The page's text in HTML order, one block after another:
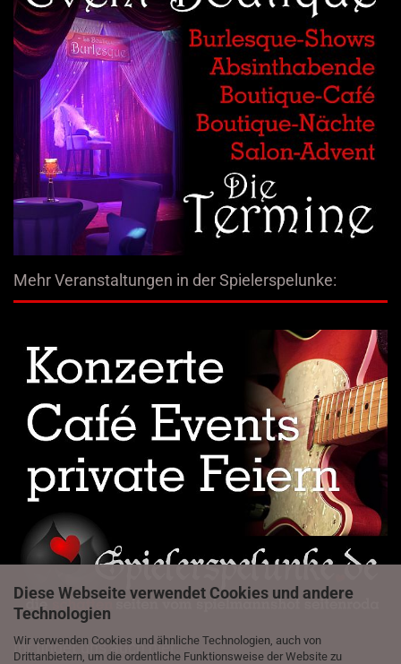
Diese Webseite verwendet Cookies und andere
Technologien
Wir verwenden Cookies und ähnliche Technologien, auch von
Drittanbietern, um die ordentliche Funktionsweise der Website zu
Mehr Veranstaltungen in der Spielerspelunke:
Ihr findet uns auch hier: